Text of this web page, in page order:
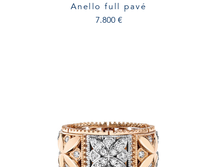
Anello full pavé
7.800 €